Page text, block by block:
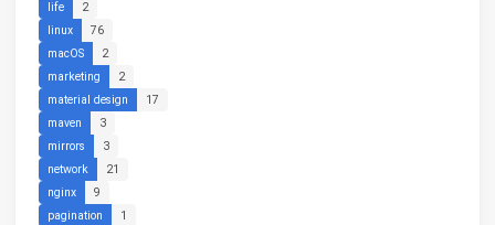
life
2
linux
76
macOS
2
marketing
2
material design
17
maven
3
mirrors
3
network
21
nginx
9
pagination
1